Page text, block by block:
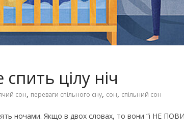
цілу ніч
сон, переваги спільного сну, сон, спільний сон
ночами. Якщо в двох словах, то вони “і НЕ
пісень про
Чарівні українські
пісні для дітей
музика)